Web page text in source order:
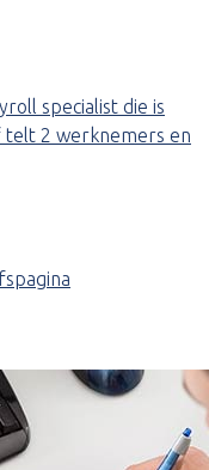
specialist die is
2 werknemers en